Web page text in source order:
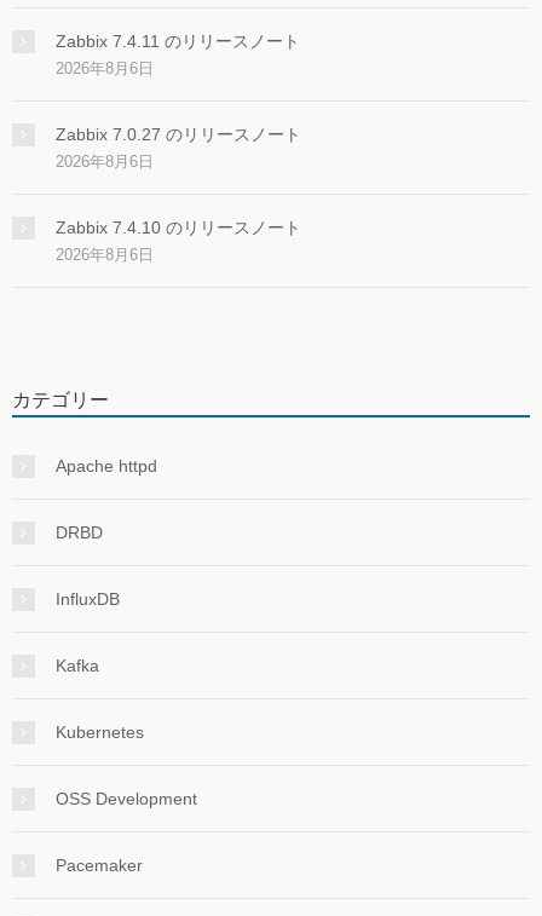
Zabbix 7.4.11 のリリースノート
2026年8月6日
Zabbix 7.0.27 のリリースノート
2026年8月6日
Zabbix 7.4.10 のリリースノート
2026年8月6日
カテゴリー
Apache httpd
DRBD
InfluxDB
Kafka
Kubernetes
OSS Development
Pacemaker